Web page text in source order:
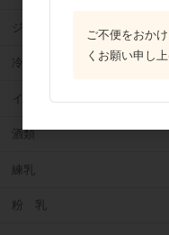
ジャム
冷凍フルーツ
イースト・酵母
酒類
練乳
粉 乳
ご不便をおか
くお願い申し上